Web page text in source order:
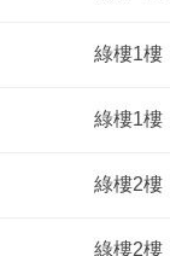
綠樓1樓
綠樓1樓
綠樓2樓
綠樓2樓